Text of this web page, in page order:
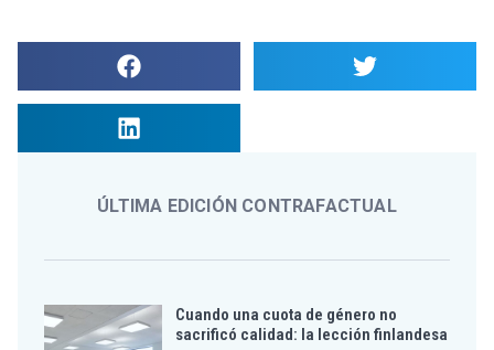
ÚLTIMA EDICIÓN CONTRAFACTUAL
Cuando una cuota de género no
sacrificó calidad: la lección finlandesa